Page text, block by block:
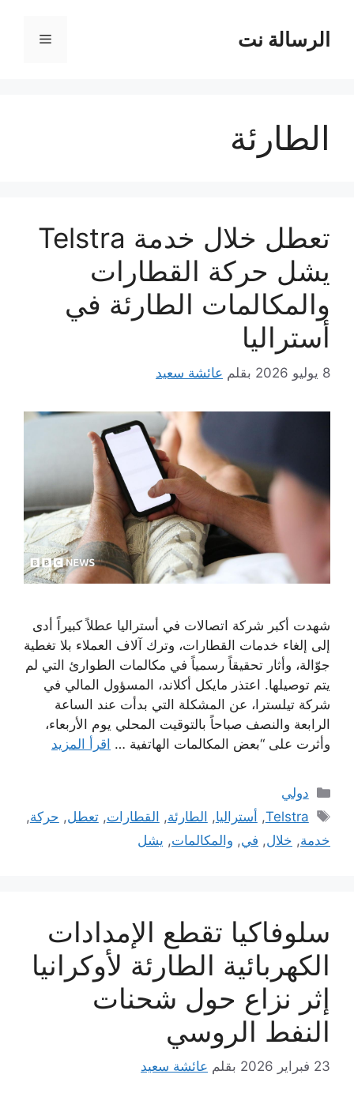
المحتوىالرسالة نت القائمة
الطارئة
تعطل خلال خدمة Telstra
يشل حركة القطارات
والمكالمات الطارئة في
أستراليا
8 يوليو 2026 بقلم عائشة سعيد
شهدت أكبر شركة اتصالات في أستراليا عطلاً كبيراً أدى
إلى إلغاء خدمات القطارات، وترك آلاف العملاء بلا تغطية
جوّالة، وأثار تحقيقاً رسمياً في مكالمات الطوارئ التي لم
يتم توصيلها. اعتذر مايكل أكلاند، المسؤول المالي في
شركة تيلسترا، عن المشكلة التي بدأت عند الساعة
الرابعة والنصف صباحاً بالتوقيت المحلي يوم الأربعاء،
وأثرت على “بعض المكالمات الهاتفية … اقرأ المزيد
التصنيفات
دولي
الوسوم
Telstra
, أستراليا, الطارئة, القطارات,تعطل, حركة,
خدمة, خلال, في, والمكالمات, يشل
سلوفاكيا تقطع الإمدادات
الكهربائية الطارئة لأوكرانيا
إثر نزاع حول شحنات
النفط الروسي
23 فبراير 2026 بقلم عائشة سعيد